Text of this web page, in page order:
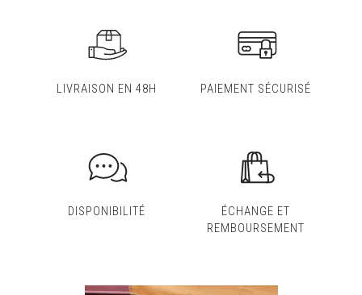
LIVRAISON EN 48H PAIEMENT SÉCURISÉ
DISPONIBILITÉ
ÉCHANGE ET
REMBOURSEMENT